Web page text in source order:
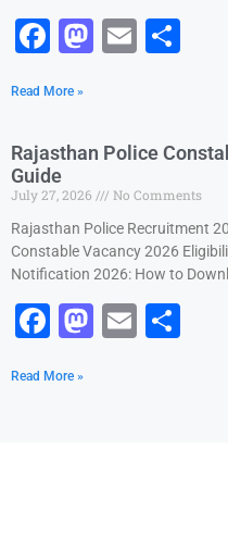
F
c
e
b
o
o
k
M
o
o
n
E
l
e
Read More »
Rajasthan Police
Guide
July 27, 2026
No Comments
Rajasthan Police Recruitment
Constable Vacancy 2026
Notification 2026: How to
F
c
M E
Read More »